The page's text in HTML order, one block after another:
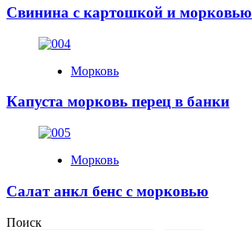
Свинина с картошкой и морковью
Морковь
Капуста морковь перец в банки
Морковь
Салат анкл бенс с морковью
Поиск